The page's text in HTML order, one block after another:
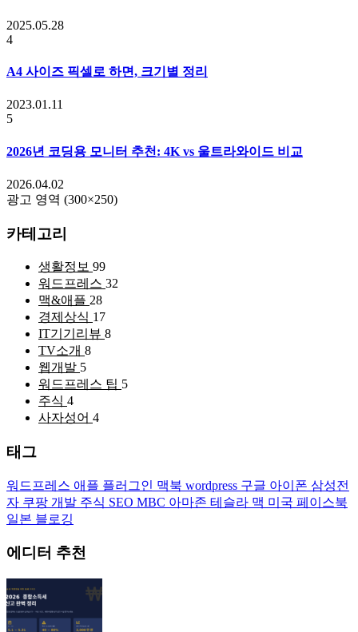
2025.05.28
4
A4 사이즈 픽셀로 하면, 크기별 정리
2023.01.11
5
2026년 코딩용 모니터 추천: 4K vs 울트라와이드 비교
2026.04.02
광고 영역 (300×250)
카테고리
생활정보 99
워드프레스 32
맥&애플 28
경제상식 17
IT기기리뷰 8
TV소개 8
웹개발 5
워드프레스 팁 5
주식 4
사자성어 4
태그
워드프레스 애플 플러그인 맥북 wordpress 구글 아이폰 삼성전
자 쿠팡 개발 주식 SEO MBC 아마존 테슬라 맥 미국 페이스북
일본 블로깅
에디터 추천